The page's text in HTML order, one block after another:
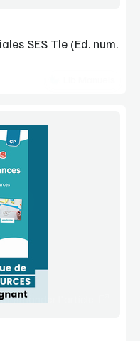
SES Tle (Ed. num.
l'article